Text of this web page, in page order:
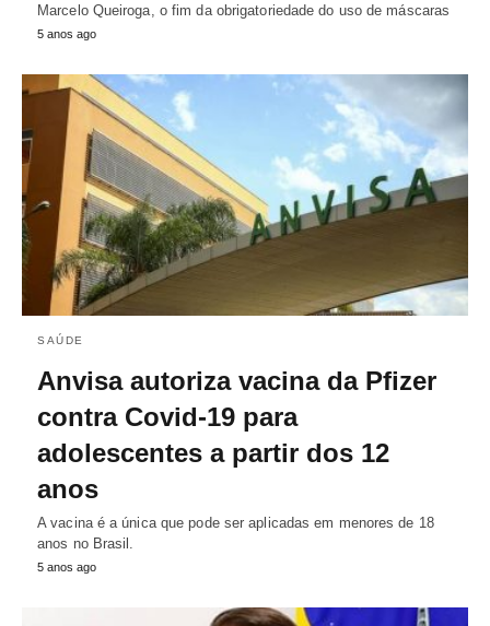
Marcelo Queiroga, o fim da obrigatoriedade do uso de máscaras
5 anos ago
SAÚDE
Anvisa autoriza vacina da Pfizer
contra Covid-19 para
adolescentes a partir dos 12
anos
A vacina é a única que pode ser aplicadas em menores de 18
anos no Brasil.
5 anos ago